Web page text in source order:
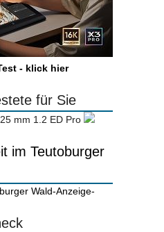
- klick hier
für Sie
mm 1.2 ED Pro
im Teutoburger
-Anzeige-